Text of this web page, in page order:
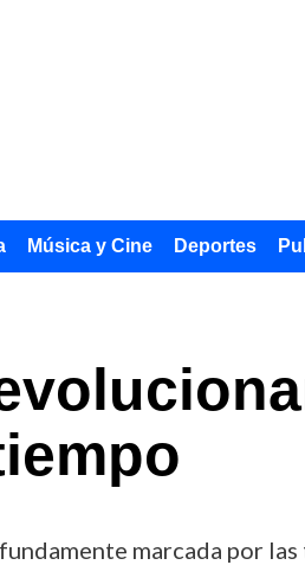
Música y Cine Deportes
marcada por